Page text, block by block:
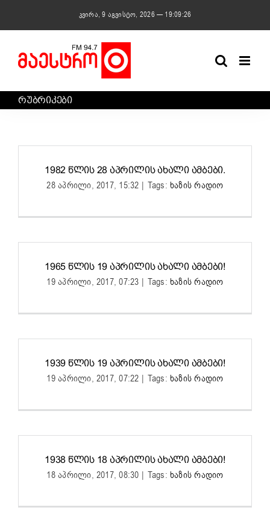
content
კვირა, 9 აგვისტო, 2026 — 19:09:26
ᲠᲣᲑᲠᲘᲙᲔᲑᲘ
1982 ᲬᲚᲘᲡ 28 ᲐᲞᲠᲘᲚᲘᲡ ᲐᲮᲐᲚᲘ ᲐᲛᲑᲔᲑᲘ.
28 აპრილი, 2017, 15:32 | Tags:ხაზის რადიო
1965 ᲬᲚᲘᲡ 19 ᲐᲞᲠᲘᲚᲘᲡ ᲐᲮᲐᲚᲘ ᲐᲛᲑᲔᲑᲘ!
19 აპრილი, 2017, 07:23 | Tags:ხაზის რადიო
1939 ᲬᲚᲘᲡ 19 ᲐᲞᲠᲘᲚᲘᲡ ᲐᲮᲐᲚᲘ ᲐᲛᲑᲔᲑᲘ!
19 აპრილი, 2017, 07:22 | Tags:ხაზის რადიო
1938 ᲬᲚᲘᲡ 18 ᲐᲞᲠᲘᲚᲘᲡ ᲐᲮᲐᲚᲘ ᲐᲛᲑᲔᲑᲘ!
18 აპრილი, 2017, 08:30 | Tags:ხაზის რადიო